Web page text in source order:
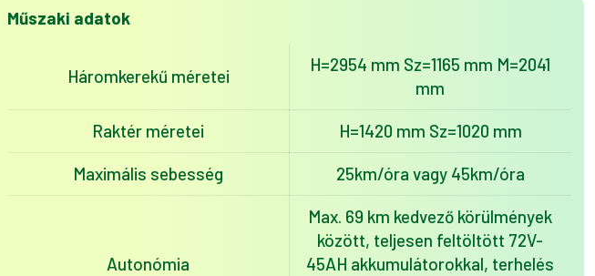
Szürke
Műszaki adatok
Háromkerekű méretei
H=2954 mm Sz=1165 mm M=2041
mm
Raktér méretei H=1420 mm Sz=1020 mm
Maximális sebesség 25km/óra vagy 45km/óra
Autonómia
Max. 69 km kedvező körülmények
között, teljesen feltöltött 72V-
45AH akkumulátorokkal, terhelés